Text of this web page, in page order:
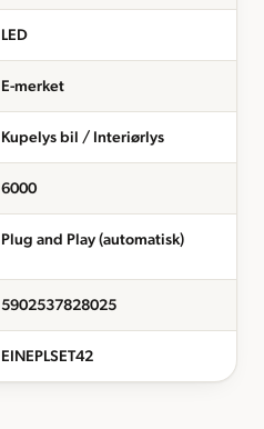
LED
E-merket
Kupelys bil / Interiørlys
6000
Plug and Play (automatisk)
5902537828025
EINEPLSET42